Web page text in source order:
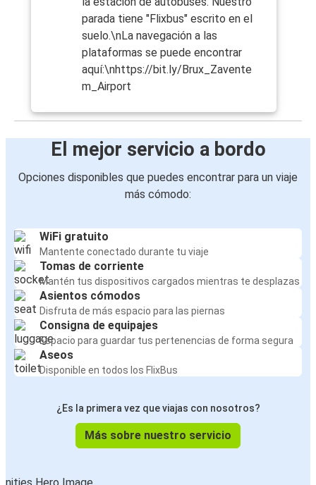
parada tiene "Flixbus" escrito en el
suelo.\nLa navegación a las
plataformas se puede encontrar
aquí:\nhttps://bit.ly/Brux_Zavente
m_Airport
El mejor servicio a bordo
Opciones disponibles que puedes encontrar para un viaje
más cómodo:
WiFi gratuito
Mantente conectado durante tu viaje
Tomas de corriente
Mantén tus dispositivos cargados mientras te desplazas
Asientos cómodos
Disfruta de más espacio para las piernas
Consigna de equipajes
Espacio para guardar tus pertenencias de forma segura
Aseos
Disponible en todos los FlixBus
¿Es la primera vez que viajas con nosotros?
Más sobre nuestro servicio